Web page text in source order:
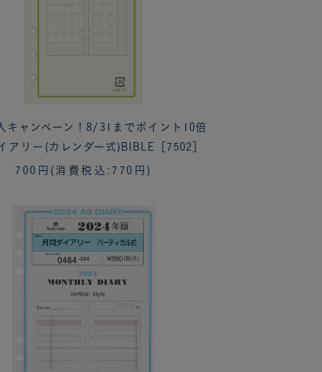
キャンペーン！8/31までポイント10倍
アリー(カレンダー式)BIBLE［7502］
700円 (消費税込:770円)